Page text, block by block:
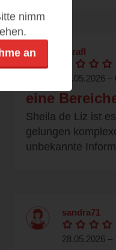
barafl
29.05.2026 –
eine
Sheila de Liz ist
gelungen
unbekannte
sandra71
28.05.2026 –
nimm
an